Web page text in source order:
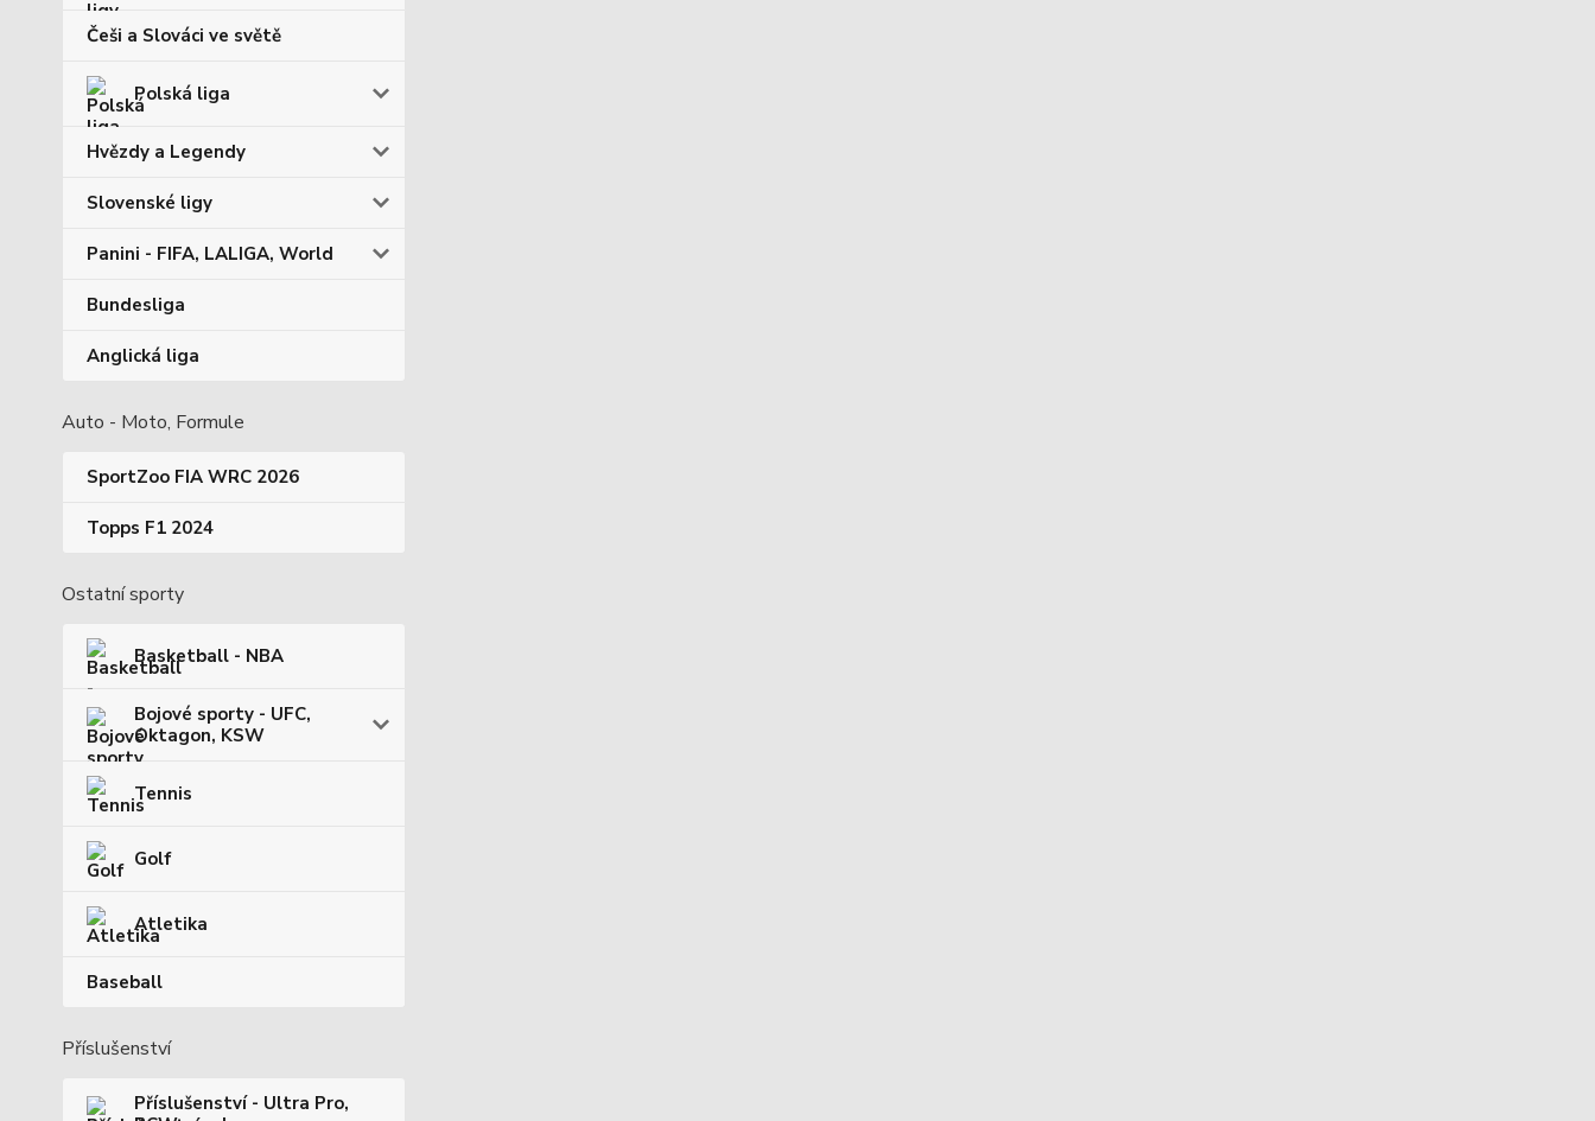
Češi a Slováci ve světě
Polská liga
Hvězdy a Legendy
Slovenské ligy
Panini - FIFA, LALIGA, World
Bundesliga
Anglická liga
Auto - Moto, Formule
SportZoo FIA WRC 2026
Topps F1 2024
Ostatní sporty
Basketball - NBA
Bojové sporty - UFC,
Oktagon, KSW
Tennis
Golf
Atletika
Baseball
Příslušenství
Příslušenství - Ultra Pro,